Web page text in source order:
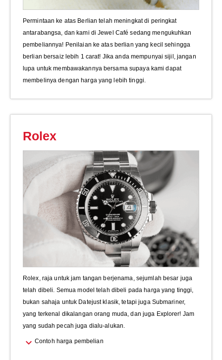
Permintaan ke atas Berlian telah meningkat di peringkat
antarabangsa, dan kami di Jewel Café sedang mengukuhkan
pembeliannya! Penilaian ke atas berlian yang kecil sehingga
berlian bersaiz lebih 1 carat! Jika anda mempunyai sijil, jangan
lupa untuk membawakannya bersama supaya kami dapat
membelinya dengan harga yang lebih tinggi.
Rolex
Rolex, raja untuk jam tangan berjenama, sejumlah besar juga
telah dibeli. Semua model telah dibeli pada harga yang tinggi,
bukan sahaja untuk Datejust klasik, tetapi juga Submariner,
yang terkenal dikalangan orang muda, dan juga Explorer! Jam
yang sudah pecah juga dialu-alukan.
expand_more Contoh harga pembelian